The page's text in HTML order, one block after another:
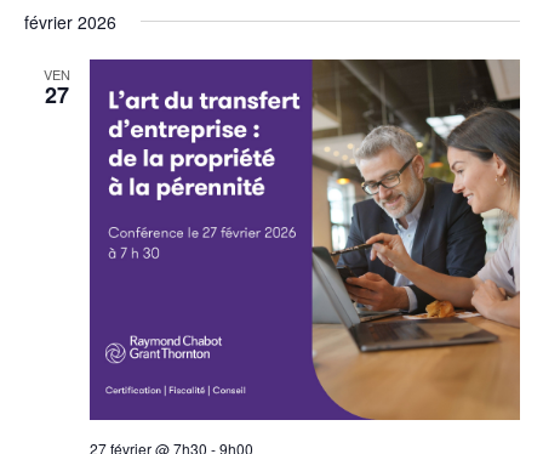
février 2026
VEN
27
27 février @ 7h30 -9h00